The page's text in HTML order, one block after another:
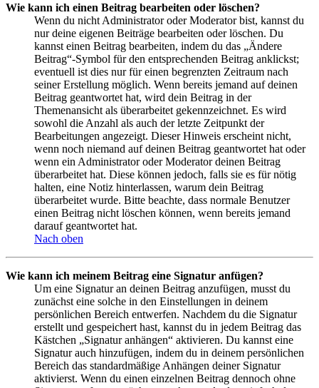
Wie kann ich einen Beitrag bearbeiten oder löschen?
Wenn du nicht Administrator oder Moderator bist, kannst du
nur deine eigenen Beiträge bearbeiten oder löschen. Du
kannst einen Beitrag bearbeiten, indem du das „Ändere
Beitrag“-Symbol für den entsprechenden Beitrag anklickst;
eventuell ist dies nur für einen begrenzten Zeitraum nach
seiner Erstellung möglich. Wenn bereits jemand auf deinen
Beitrag geantwortet hat, wird dein Beitrag in der
Themenansicht als überarbeitet gekennzeichnet. Es wird
sowohl die Anzahl als auch der letzte Zeitpunkt der
Bearbeitungen angezeigt. Dieser Hinweis erscheint nicht,
wenn noch niemand auf deinen Beitrag geantwortet hat oder
wenn ein Administrator oder Moderator deinen Beitrag
überarbeitet hat. Diese können jedoch, falls sie es für nötig
halten, eine Notiz hinterlassen, warum dein Beitrag
überarbeitet wurde. Bitte beachte, dass normale Benutzer
einen Beitrag nicht löschen können, wenn bereits jemand
darauf geantwortet hat.
Nach oben
Wie kann ich meinem Beitrag eine Signatur anfügen?
Um eine Signatur an deinen Beitrag anzufügen, musst du
zunächst eine solche in den Einstellungen in deinem
persönlichen Bereich entwerfen. Nachdem du die Signatur
erstellt und gespeichert hast, kannst du in jedem Beitrag das
Kästchen „Signatur anhängen“ aktivieren. Du kannst eine
Signatur auch hinzufügen, indem du in deinem persönlichen
Bereich das standardmäßige Anhängen deiner Signatur
aktivierst. Wenn du einen einzelnen Beitrag dennoch ohne